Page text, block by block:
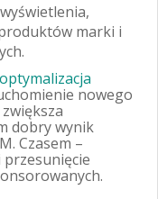
marki i
optymalizacja
nowego
dobry wynik
Czasem –
przesunięcie